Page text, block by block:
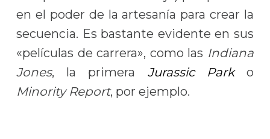
en el poder de la artesanía para crear la
secuencia. Es bastante evidente en sus
«películas de carrera», como las Indiana
Jones, la primera Jurassic Parko
Minority Report, por ejemplo.